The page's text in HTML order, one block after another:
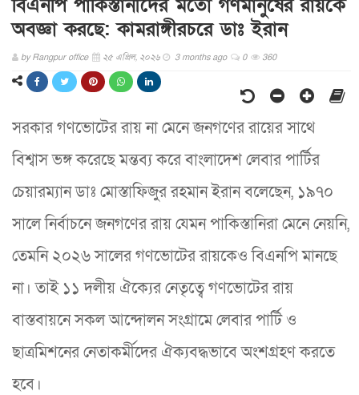
বিএনপি পাকিস্তানীদের মতো গণমানুষের রায়কে
অবজ্ঞা করছে: কামরাঙ্গীরচরে ডাঃ ইরান
byRangpur office ২৫ এপ্রিল, ২০২৬ 3 months ago 0 360
সরকার গণভোটের রায় না মেনে জনগণের রায়ের সাথে
বিশ্বাস ভঙ্গ করেছে মন্তব্য করে বাংলাদেশ লেবার পার্টির
চেয়ারম্যান ডাঃ মোস্তাফিজুর রহমান ইরান বলেছেন, ১৯৭০
সালে নির্বাচনে জনগণের রায় যেমন পাকিস্তানিরা মেনে নেয়নি,
তেমনি ২০২৬ সালের গণভোটের রায়কেও বিএনপি মানছে
না। তাই ১১ দলীয় ঐক্যের নেতৃত্বে গণভোটের রায়
বাস্তবায়নে সকল আন্দোলন সংগ্রামে লেবার পার্টি ও
ছাত্রমিশনের নেতাকর্মীদের ঐক্যবদ্ধভাবে অংশগ্রহণ করতে
হবে।